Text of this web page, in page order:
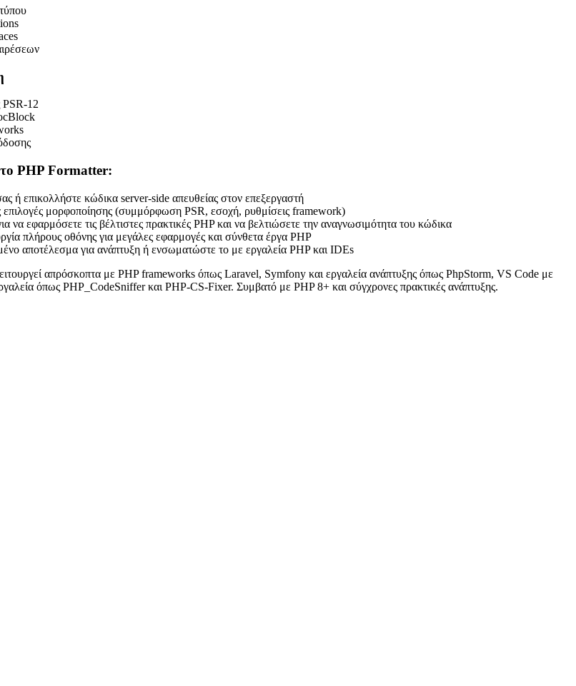
PSR-12
PHP Formatter:
ή επικολλήστε κώδικα server-side απευθείας στον επεξεργαστή
επιλογές μορφοποίησης (συμμόρφωση PSR, εσοχή, ρυθμίσεις framework)
να εφαρμόσετε τις βέλτιστες πρακτικές PHP και να βελτιώσετε την αναγνωσιμότητα του κώδικα
πλήρους οθόνης για μεγάλες εφαρμογές και σύνθετα έργα PHP
αποτέλεσμα για ανάπτυξη ή ενσωματώστε το με εργαλεία PHP και IDEs
απρόσκοπτα με PHP frameworks όπως Laravel, Symfony και εργαλεία ανάπτυξης όπως PhpStorm, VS Code με
όπως PHP_CodeSniffer και PHP-CS-Fixer. Συμβατό με PHP 8+ και σύγχρονες πρακτικές ανάπτυξης.